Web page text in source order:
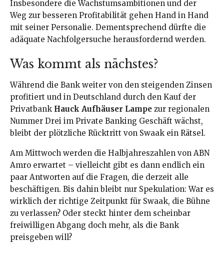
Insbesondere die Wachstumsambitionen und der
Weg zur besseren Profitabilität gehen Hand in Hand
mit seiner Personalie. Dementsprechend dürfte die
adäquate Nachfolgersuche herausfordernd werden.
Was kommt als nächstes?
Während die Bank weiter von den steigenden Zinsen
profitiert und in Deutschland durch den Kauf der
Privatbank Hauck Aufhäuser Lampe zur regionalen
Nummer Drei im Private Banking Geschäft wächst,
bleibt der plötzliche Rücktritt von Swaak ein Rätsel.
Am Mittwoch werden die Halbjahreszahlen von ABN
Amro erwartet – vielleicht gibt es dann endlich ein
paar Antworten auf die Fragen, die derzeit alle
beschäftigen. Bis dahin bleibt nur Spekulation: War es
wirklich der richtige Zeitpunkt für Swaak, die Bühne
zu verlassen? Oder steckt hinter dem scheinbar
freiwilligen Abgang doch mehr, als die Bank
preisgeben will?